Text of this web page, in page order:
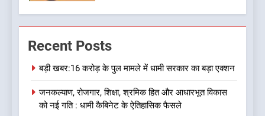
7
को भाजपा ने दी नई जिम्मेदारी ,इन पूर्व
8
देखें वीडियो:कांग्रेस का 2027 के
Recent Posts
बड़ी खबर:16 करोड़ के पुल मामले में धामी सरकार का बड़ा एक्शन
जनकल्याण, रोजगार, शिक्षा, श्रमिक हित और आधारभूत विकास
को नई गति : धामी कैबिनेट के ऐतिहासिक फैसले